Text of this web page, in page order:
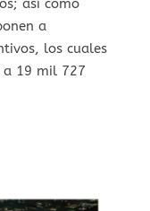
así como
a
los cuales
a 19 mil 727